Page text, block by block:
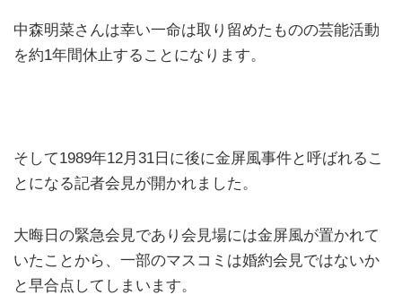
中森明菜さんは幸い一命は取り留めたものの芸能活動
を約1年間休止することになります。
そして1989年12月31日に後に金屏風事件と呼ばれるこ
とになる記者会見が開かれました。
大晦日の緊急会見であり会見場には金屏風が置かれて
いたことから、一部のマスコミは婚約会見ではないか
と早合点してしまいます。